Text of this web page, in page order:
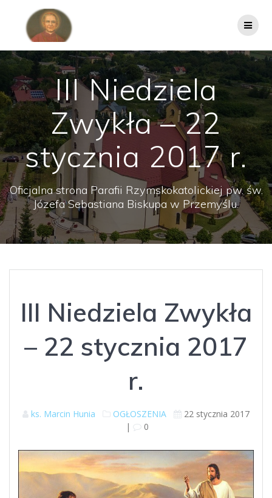
III Niedziela
Zwykła – 22
stycznia 2017 r.
Oficjalna strona Parafii Rzymskokatolickiej pw. św.
Józefa Sebastiana Biskupa w Przemyślu.
III Niedziela Zwykła
– 22 stycznia 2017
r.
ks. Marcin Hunia OGŁOSZENIA
22 stycznia 2017
|
0